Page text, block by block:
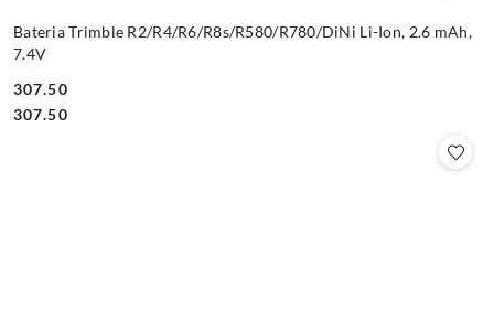
Bateria Trimble R2/R4/R6/R8s/R580/R780/DiNi Li-Ion, 2.6 mAh,
7.4V
Cena:
307.50
Cena:
307.50